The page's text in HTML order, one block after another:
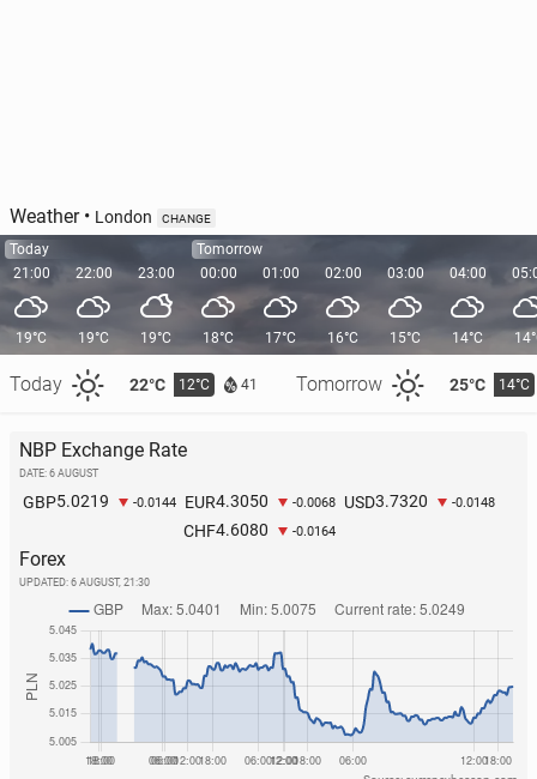
Weather• London CHANGE
Today
21:00
19°C
Today 22°C 12°C 41 Tomorrow 25°C 14°C
22:00
19°C
23:00
19°C
Tomorrow
00:00
18°C
01:00
17°C
02:00
16°C
03:00
15°C
04:00
14°C
NBP Exchange Rate
DATE: 6 AUGUST
GBP5.0219 -0.0144 EUR4.3050 -0.0068 USD3.7320 -0.0148
CHF4.6080 -0.0164
Forex
UPDATED: 6 AUGUST, 21:30